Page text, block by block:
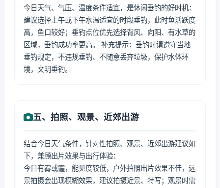
今日天气、气压、温度条件适宜，是休闲垂钓的好时机：
建议选择上午或下午水温适宜的时段垂钓，此时鱼活跃度
高，鱼口较好；垂钓点位优先选择背风、向阳、有水草的
区域，垂钓成功率更高。 补充提示：垂钓时请遵守当地
垂钓规定，不违规垂钓、不随意丢弃垃圾，保护水体环
境，文明垂钓。
五、拍照、观景、近郊出游
结合今日天气条件，针对性拍照、观景、近郊出游建议如
下，兼顾出片效果与出行体验：
今日有雾或霾，能见度较低，户外拍照出片效果不佳，远
景拍摄会出现模糊效果，建议拍摄近景、特写；观景时需